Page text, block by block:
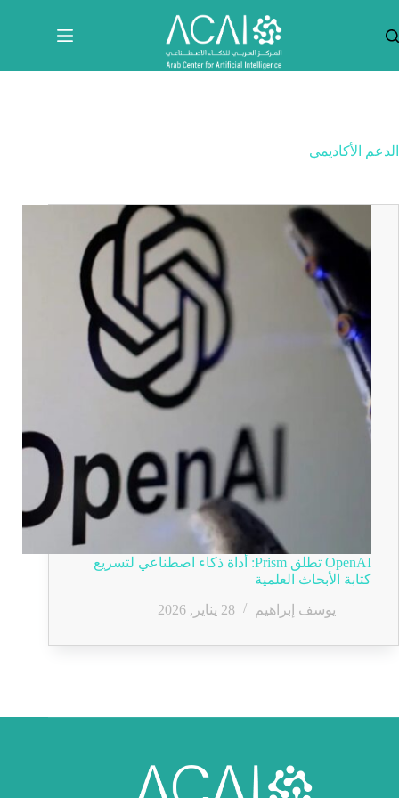
المحتوى
الدعم الأكاديمي
OpenAI تطلق Prism: أداة ذكاء اصطناعي لتسريع
كتابة الأبحاث العلمية
يوسف إبراهيم
28 يناير, 2026